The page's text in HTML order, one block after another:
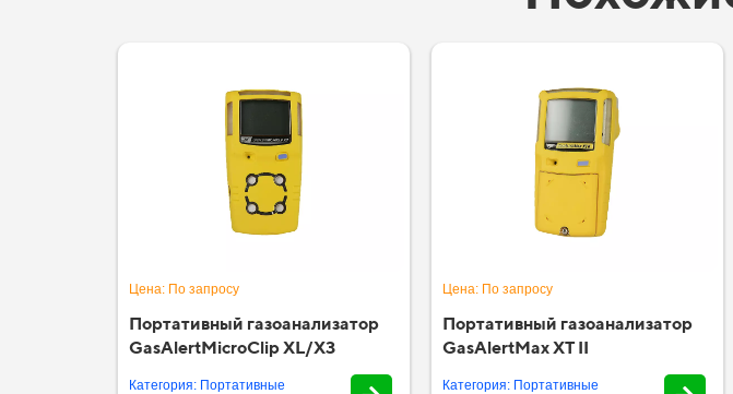
Цена: По запросу
Портативный газоанализатор
GasAlertMicroClip XL/X3
Категория: Портативные
Цена: По запросу
Портативный газоанализатор
GasAlertMax XT II
Категория: Портативные